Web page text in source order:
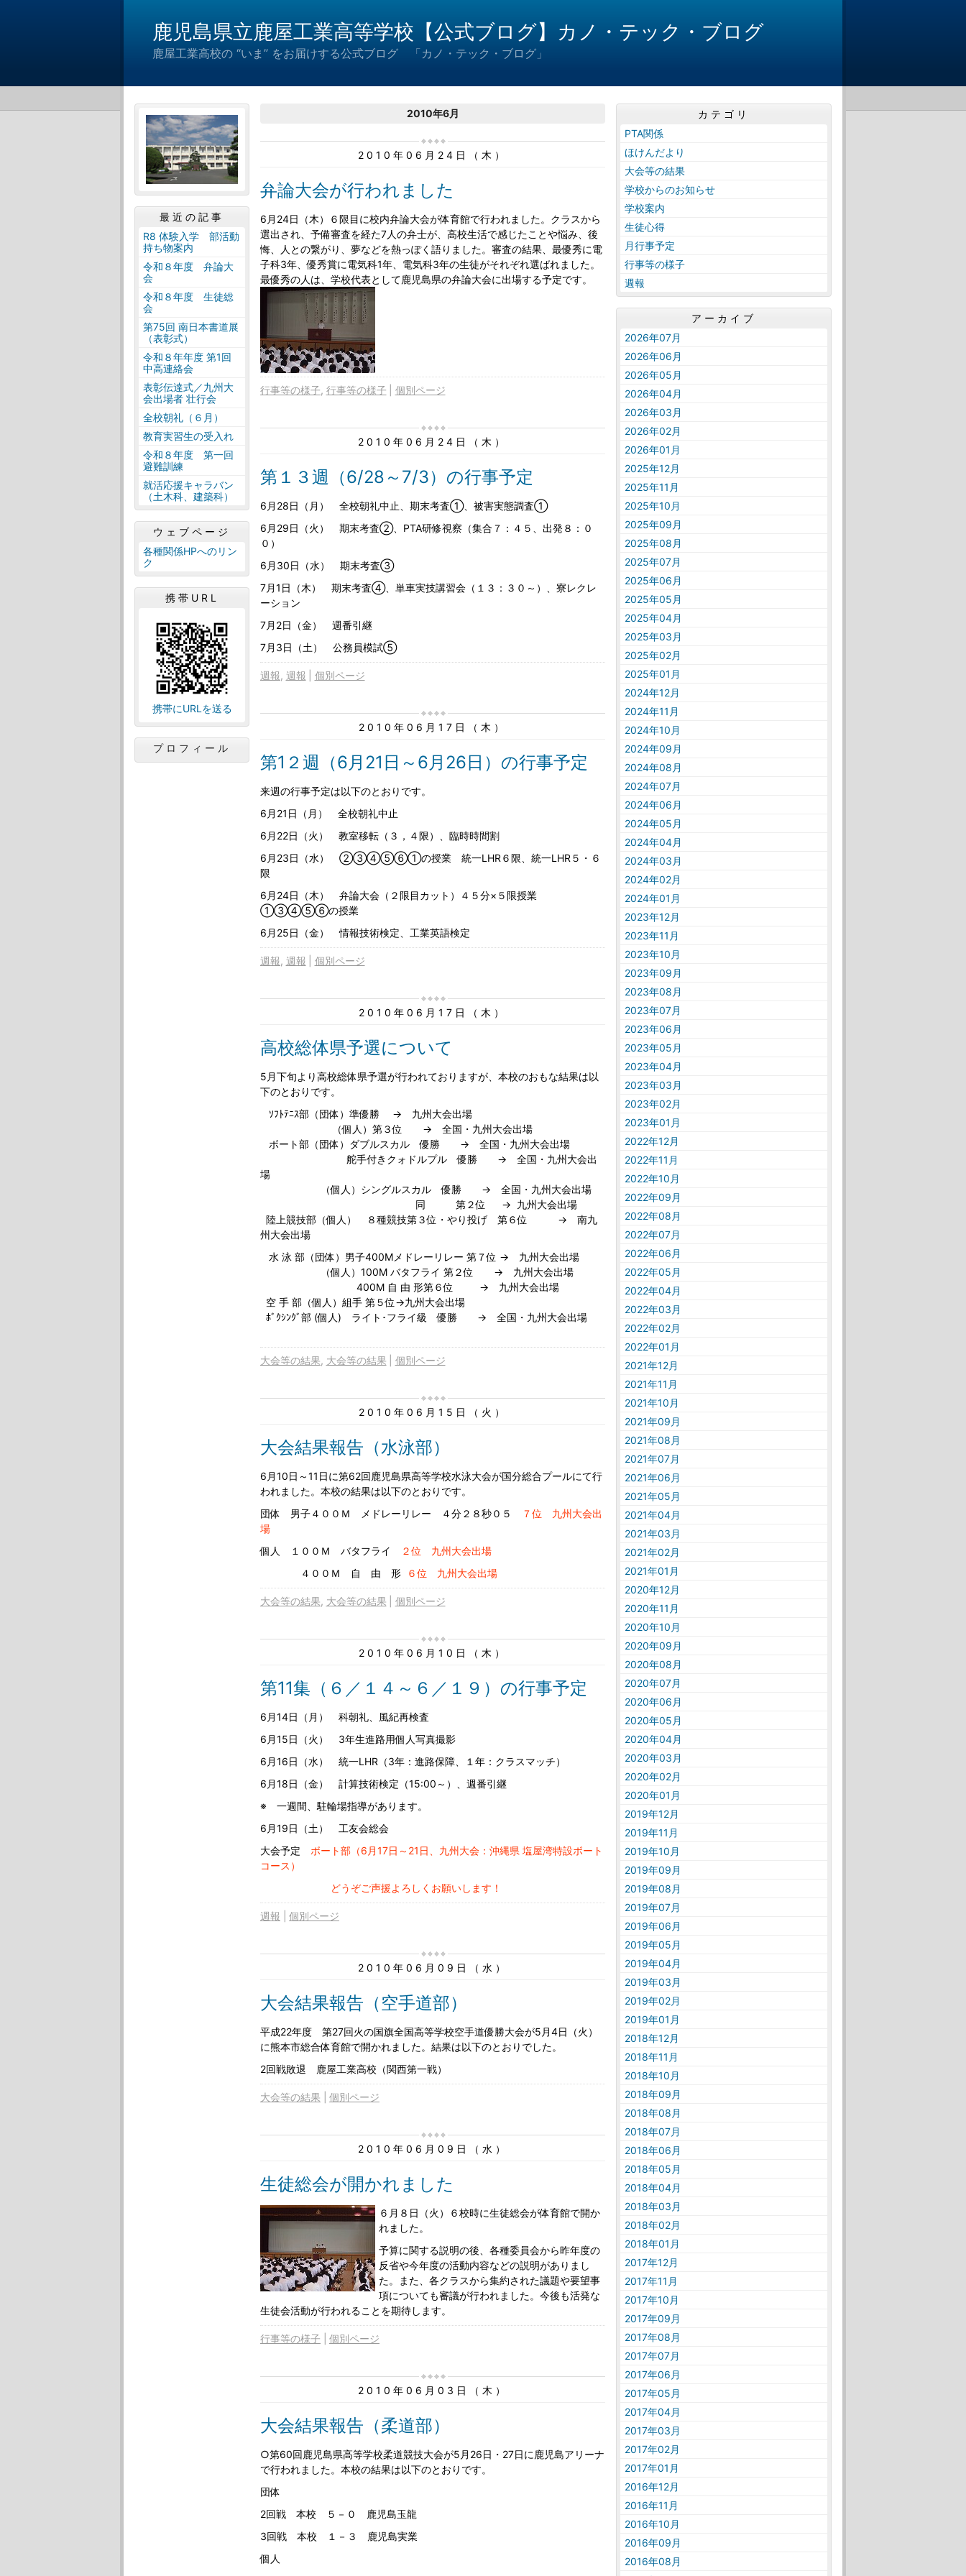
鹿児島県立鹿屋工業高等学校【公式ブログ】カノ・テック・ブログ
鹿屋工業高校の “いま” をお届けする公式ブログ 「カノ・テック・ブログ」
2010年6月
2010年06月24日（木）
弁論大会が行われました
6月24日（木）６限目に校内弁論大会が体育館で行われました。クラスから
選出され、予備審査を経た7人の弁士が、高校生活で感じたことや悩み、後
悔、人との繋がり、夢などを熱っぽく語りました。審査の結果、最優秀に電
子科3年、優秀賞に電気科1年、電気科3年の生徒がそれぞれ選ばれました。
最優秀の人は、学校代表として鹿児島県の弁論大会に出場する予定です。
行事等の様子 行事等の様子 個別ページ
2010年06月24日（木）
第１３週（6/28～7/3）の行事予定
6月28日（月） 全校朝礼中止、期末考査①、被害実態調査①
6月29日（火） 期末考査②、PTA研修視察（集合７：４５、出発８：０
０）
6月30日（水） 期末考査③
7月1日（木） 期末考査④、単車実技講習会（１３：３０～）、寮レクレ
ーション
7月2日（金） 週番引継
7月3日（土） 公務員模試⑤
週報 週報 個別ページ
2010年06月17日（木）
第1２週（6月21日～6月26日）の行事予定
来週の行事予定は以下のとおりです。
6月21日（月） 全校朝礼中止
6月22日（火） 教室移転（３，４限）、臨時時間割
6月23日（水） ②③④⑤⑥①の授業 統一LHR６限、統一LHR５・６
限
6月24日（木） 弁論大会（２限目カット）４５分×５限授業
①③④⑤⑥の授業
6月25日（金） 情報技術検定、工業英語検定
週報 週報 個別ページ
2010年06月17日（木）
高校総体県予選について
5月下旬より高校総体県予選が行われておりますが、本校のおもな結果は以
下のとおりです。
ｿﾌﾄﾃﾆｽ部（団体）準優勝 → 九州大会出場
（個人）第３位 → 全国・九州大会出場
ボート部（団体）ダブルスカル 優勝 → 全国・九州大会出場
舵手付きクォドルプル 優勝 → 全国・九州大会出
場
（個人）シングルスカル 優勝 → 全国・九州大会出場
同 第２位 → 九州大会出場
陸上競技部（個人） ８種競技第３位・やり投げ 第６位 → 南九
州大会出場
水 泳 部（団体）男子400Mメドレーリレー 第７位 → 九州大会出場
（個人）100M バタフライ 第２位 → 九州大会出場
400M 自 由 形第６位 → 九州大会出場
空 手 部（個人）組手 第５位→九州大会出場
ﾎﾞｸｼﾝｸﾞ部 (個人) ライト･フライ級 優勝 → 全国・九州大会出場
大会等の結果 大会等の結果 個別ページ
2010年06月15日（火）
大会結果報告（水泳部）
6月10日～11日に第62回鹿児島県高等学校水泳大会が国分総合プールにて行
われました。本校の結果は以下のとおりです。
団体 男子４００Ｍ メドレーリレー ４分２８秒０５
７位 九州大会出
場
個人 １００Ｍ バタフライ
２位 九州大会出場
４００Ｍ 自 由 形
６位 九州大会出場
大会等の結果 大会等の結果 個別ページ
2010年06月10日（木）
第11集（６／１４～６／１９）の行事予定
6月14日（月） 科朝礼、風紀再検査
6月15日（火） 3年生進路用個人写真撮影
6月16日（水） 統一LHR（3年：進路保障、１年：クラスマッチ）
6月18日（金） 計算技術検定（15:00～）、週番引継
※ 一週間、駐輪場指導があります。
6月19日（土） 工友会総会
大会予定 ボート部（6月17日～21日、九州大会：沖縄県 塩屋湾特設ボート
コース）
どうぞご声援よろしくお願いします！
週報 個別ページ
2010年06月09日（水）
大会結果報告（空手道部）
平成22年度 第27回火の国旗全国高等学校空手道優勝大会が5月4日（火）
に熊本市総合体育館で開かれました。結果は以下のとおりでした。
2回戦敗退 鹿屋工業高校（関西第一戦）
大会等の結果 個別ページ
2010年06月09日（水）
生徒総会が開かれました
６月８日（火）６校時に生徒総会が体育館で開か
れました。
予算に関する説明の後、各種委員会から昨年度の
反省や今年度の活動内容などの説明がありまし
た。また、各クラスから集約された議題や要望事
項についても審議が行われました。今後も活発な
生徒会活動が行われることを期待します。
行事等の様子 個別ページ
2010年06月03日（木）
大会結果報告（柔道部）
○第60回鹿児島県高等学校柔道競技大会が5月26日・27日に鹿児島アリーナ
で行われました。本校の結果は以下のとおりです。
団体
2回戦 本校 ５－０ 鹿児島玉龍
3回戦 本校 １－３ 鹿児島実業
個人
最近の記事
R8 体験入学 部活動
持ち物案内
令和８年度 弁論大
会
令和８年度 生徒総
会
第75回 南日本書道展
（表彰式）
令和８年年度 第1回
中高連絡会
表彰伝達式／九州大
会出場者 壮行会
全校朝礼（６月）
教育実習生の受入れ
令和８年度 第一回
避難訓練
就活応援キャラバン
（土木科、建築科）
ウェブページ
各種関係HPへのリン
ク
携帯URL
携帯にURLを送る
プロフィール
カテゴリ
PTA関係
ほけんだより
大会等の結果
学校からのお知らせ
学校案内
生徒心得
月行事予定
行事等の様子
週報
アーカイブ
2026年07月
2026年06月
2026年05月
2026年04月
2026年03月
2026年02月
2026年01月
2025年12月
2025年11月
2025年10月
2025年09月
2025年08月
2025年07月
2025年06月
2025年05月
2025年04月
2025年03月
2025年02月
2025年01月
2024年12月
2024年11月
2024年10月
2024年09月
2024年08月
2024年07月
2024年06月
2024年05月
2024年04月
2024年03月
2024年02月
2024年01月
2023年12月
2023年11月
2023年10月
2023年09月
2023年08月
2023年07月
2023年06月
2023年05月
2023年04月
2023年03月
2023年02月
2023年01月
2022年12月
2022年11月
2022年10月
2022年09月
2022年08月
2022年07月
2022年06月
2022年05月
2022年04月
2022年03月
2022年02月
2022年01月
2021年12月
2021年11月
2021年10月
2021年09月
2021年08月
2021年07月
2021年06月
2021年05月
2021年04月
2021年03月
2021年02月
2021年01月
2020年12月
2020年11月
2020年10月
2020年09月
2020年08月
2020年07月
2020年06月
2020年05月
2020年04月
2020年03月
2020年02月
2020年01月
2019年12月
2019年11月
2019年10月
2019年09月
2019年08月
2019年07月
2019年06月
2019年05月
2019年04月
2019年03月
2019年02月
2019年01月
2018年12月
2018年11月
2018年10月
2018年09月
2018年08月
2018年07月
2018年06月
2018年05月
2018年04月
2018年03月
2018年02月
2018年01月
2017年12月
2017年11月
2017年10月
2017年09月
2017年08月
2017年07月
2017年06月
2017年05月
2017年04月
2017年03月
2017年02月
2017年01月
2016年12月
2016年11月
2016年10月
2016年09月
2016年08月